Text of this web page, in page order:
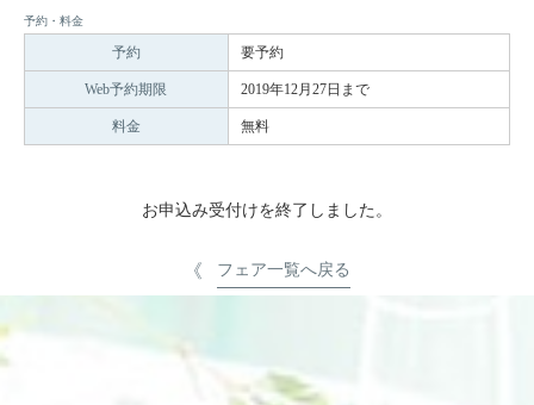
予約・料金
予約 要予約
Web予約期限 2019年12月27日まで
料金 無料
お申込み受付けを終了しました。
フェア一覧へ戻る